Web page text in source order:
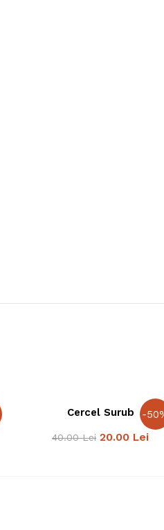
-50
Cercel Surub
40.00 Lei 20.00 Lei